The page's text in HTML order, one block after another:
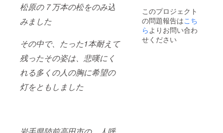
松原の７万本の松をのみ込
みました
その中で、たった1本耐えて
残ったその姿は、悲嘆にく
れる多くの人の胸に希望の
灯をともしました
このプロジェクト
の問題報告はこち
ら よりお問い合わ
せください